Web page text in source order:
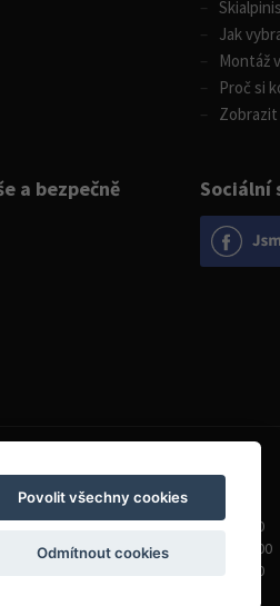
Sociální
Jak
Montáž
Proč si
Zobrazit
a bezpečně
Otevírací doba
Pondělí
8:00 - 19:00
Úterý - Pátek
10:00 - 19:00
9:00 - 14:00
Povolit všechny cookies
Odmítnout cookies